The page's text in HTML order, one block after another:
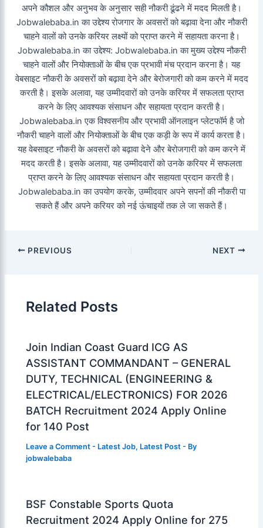
अपने कौशल और अनुभव के अनुसार सही नौकरी ढूंढने में मदद मिलती है।
Jobwalebaba.in का उद्देश्य रोजगार के अवसरों को बढ़ावा देना और नौकरी
चाहने वालों को उनके करियर लक्ष्यों को प्राप्त करने में सहायता करना है।
Jobwalebaba.in का उद्देश्य: Jobwalebaba.in का मुख्य उद्देश्य नौकरी
चाहने वालों और नियोक्ताओं के बीच एक प्रभावी मंच प्रदान करना है। यह
वेबसाइट नौकरी के अवसरों को बढ़ावा देने और बेरोजगारी को कम करने में मदद
करती है। इसके अलावा, यह उम्मीदवारों को उनके करियर में सफलता प्राप्त
करने के लिए आवश्यक संसाधन और सहायता प्रदान करती है।
Jobwalebaba.in एक विश्वसनीय और प्रभावी ऑनलाइन प्लेटफॉर्म है जो
नौकरी चाहने वालों और नियोक्ताओं के बीच एक कड़ी के रूप में कार्य करता है।
यह वेबसाइट नौकरी के अवसरों को बढ़ावा देने और बेरोजगारी को कम करने में
मदद करती है। इसके अलावा, यह उम्मीदवारों को उनके करियर में सफलता
प्राप्त करने के लिए आवश्यक संसाधन और सहायता प्रदान करती है।
Jobwalebaba.in का उपयोग करके, उम्मीदवार अपने सपनों की नौकरी पा
सकते हैं और अपने करियर को नई ऊंचाइयों तक ले जा सकते हैं।
PREVIOUS NEXT
Related Posts
Join Indian Coast Guard ICG AS
ASSISTANT COMMANDANT – GENERAL
DUTY, TECHNICAL (ENGINEERING &
ELECTRICAL/ELECTRONICS) FOR 2026
BATCH Recruitment 2024 Apply Online
for 140 Post
Leave a Comment - Latest Job, Latest Post - By
jobwalebaba
BSF Constable Sports Quota
Recruitment 2024 Apply Online for 275